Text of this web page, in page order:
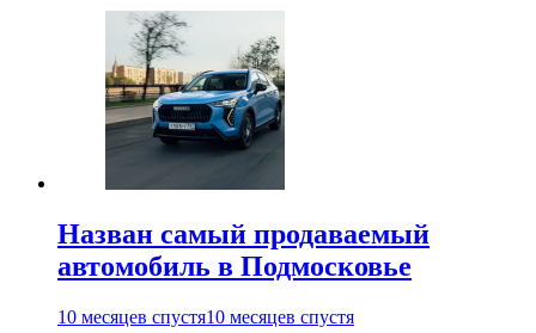
Назван самый продаваемый
автомобиль в Подмосковье
10 месяцев спустя10 месяцев спустя